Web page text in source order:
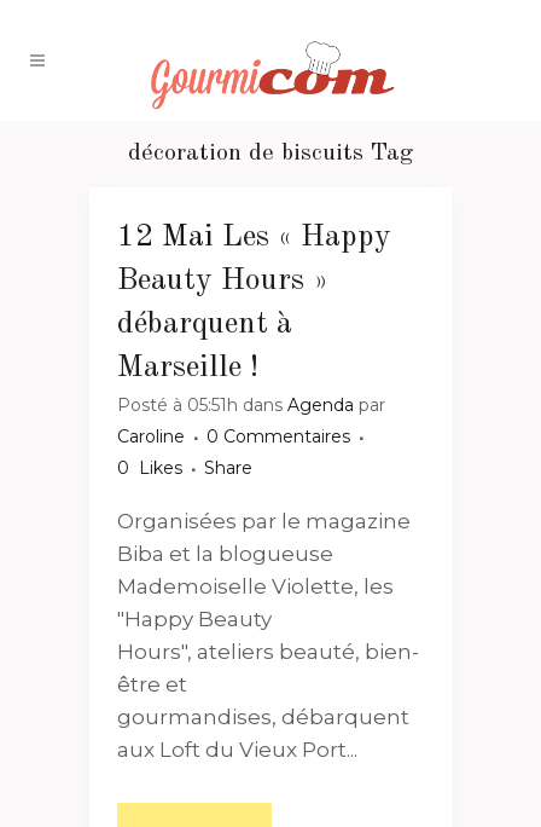
décoration de biscuits Tag
12 Mai Les « Happy
Beauty Hours »
débarquent à
Marseille !
Posté à 05:51h dans Agenda par
Caroline
0 Commentaires
0
Likes Share
Organisées par le magazine
Biba et la blogueuse
Mademoiselle Violette, les
"Happy Beauty
Hours", ateliers beauté, bien-
être et
gourmandises, débarquent
aux Loft du Vieux Port...